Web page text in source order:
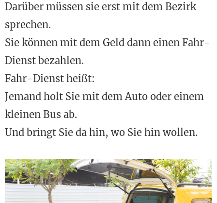
Darüber müssen sie erst mit dem Bezirk
sprechen.
Sie können mit dem Geld dann einen Fahr-
Dienst bezahlen.
Fahr-Dienst heißt:
Jemand holt Sie mit dem Auto oder einem
kleinen Bus ab.
Und bringt Sie da hin, wo Sie hin wollen.